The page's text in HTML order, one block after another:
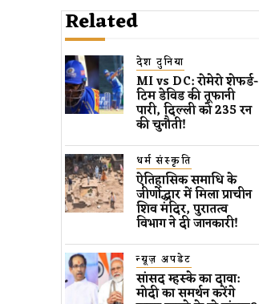
Related
देश दुनिया
MI vs DC: रोमेरो शेफर्ड-
टिम डेविड की तूफानी
पारी, दिल्ली को 235 रन
की चुनौती!
धर्म संस्कृति
ऐतिहासिक समाधि के
जीर्णोद्धार में मिला प्राचीन
शिव मंदिर, पुरातत्व
विभाग ने दी जानकारी!
न्यूज़ अपडेट
सांसद म्हस्के का दावा:
मोदी का समर्थन करेंगे